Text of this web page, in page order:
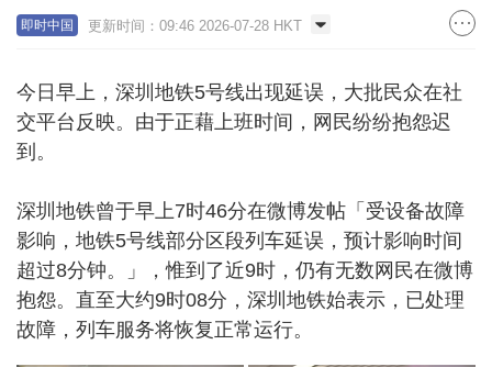
即时中国 更新时间：09:46 2026-07-28 HKT
今日早上，深圳地铁5号线出现延误，大批民众在社
交平台反映。由于正藉上班时间，网民纷纷抱怨迟
到。
深圳地铁曾于早上7时46分在微博发帖「受设备故障
影响，地铁5号线部分区段列车延误，预计影响时间
超过8分钟。」，惟到了近9时，仍有无数网民在微博
抱怨。直至大约9时08分，深圳地铁始表示，已处理
故障，列车服务将恢复正常运行。